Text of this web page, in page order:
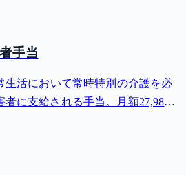
手当
生活において常時特別の介護を必
に支給される手当。月額27,980